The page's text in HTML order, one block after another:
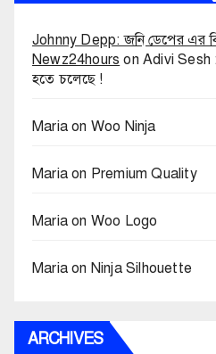
Johnny Depp: জনি ডেপের এর
Newz24hours onAdivi Sesh :
হতে চলেছে !
Maria on Woo Ninja
Maria on Premium Quality
Maria on Woo Logo
Maria on Ninja Silhouette
ARCHIVES